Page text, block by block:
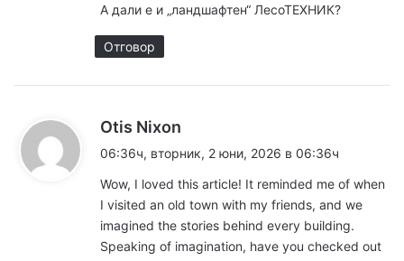
А дали е и „ландшафтен“ ЛесоТЕХНИК?
Отговор
Otis Nixon
а
:
06:36ч, вторник, 2 юни, 2026 в 06:36ч
Wow, I loved this article! It reminded me of when
I visited an old town with my friends, and we
imagined the stories behind every building.
Speaking of imagination, have you checked out